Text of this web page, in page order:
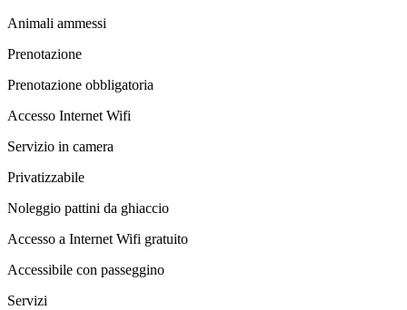
Animali ammessi
Prenotazione
Prenotazione obbligatoria
Accesso Internet Wifi
Servizio in camera
Privatizzabile
Noleggio pattini da ghiaccio
Accesso a Internet Wifi gratuito
Accessibile con passeggino
Servizi